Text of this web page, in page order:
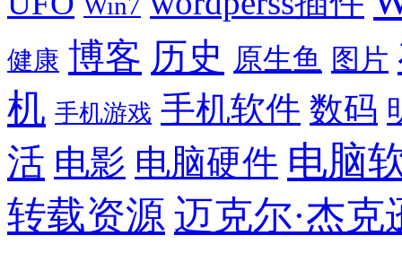
健康 博客 历史 原生鱼 图片
机 手机游戏 手机软件 数码
活 电影 电脑硬件 电脑
转载资源 迈克尔·杰克